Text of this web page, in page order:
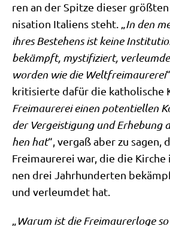
ren an der Spit­ze die­ser
ni­sa­ti­on Ita­li­ens steht. „In den
ihres Bestehens ist kei­ne
bekämpft, mysti­fi­ziert,
wor­den wie die Welt­frei­mau­re­rei
kri­ti­sier­te dafür die katho­li­sche
Frei­mau­re­rei einen poten­ti­el­len
der Ver­gei­sti­gung und Erhe­bung
hen hat“, ver­gaß aber zu sagen,
Frei­mau­re­rei war, die die
nen drei Jahr­hun­der­ten
und ver­leum­det hat.
„War­um ist die Frei­mau­rer­lo­ge